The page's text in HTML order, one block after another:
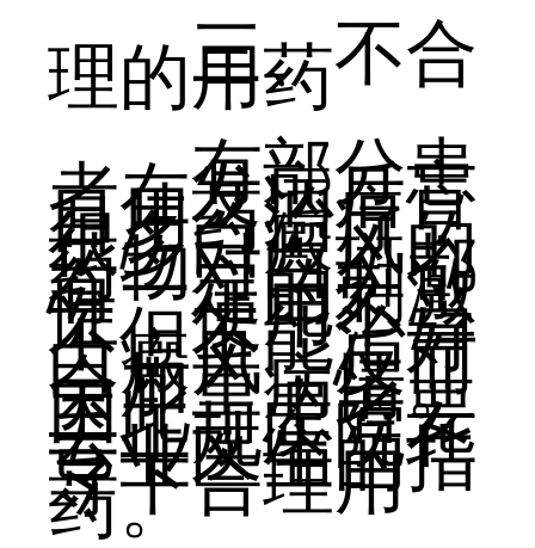
三、不合
理的用药
有部分患
者在发病后盲
目用药治疗，
很多白癜风的
药物对白斑都
有一定的刺激
性，使用不当
不但不能治好
白癜风，反而
会加重病情。
因此，患者要
去正规医院在
专业医生的指
导下合理用
药。